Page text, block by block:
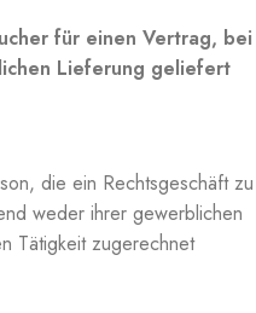
für einen Vertrag, bei
Lieferung geliefert
die ein Rechtsgeschäft zu
weder ihrer gewerblichen
Tätigkeit zugerechnet